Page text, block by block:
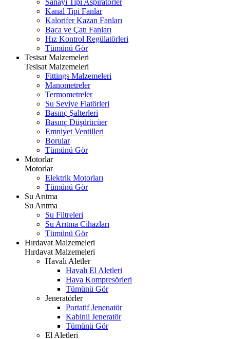
Sanayi Tipi Aspiratörler
Kanal Tipi Fanlar
Kalorifer Kazan Fanları
Baca ve Çatı Fanları
Hız Kontrol Regülatörleri
Tümünü Gör
Tesisat Malzemeleri
Tesisat Malzemeleri
Fittings Malzemeleri
Manometreler
Termometreler
Su Seviye Flatörleri
Basınç Şalterleri
Basınç Düşürücüer
Emniyet Ventilleri
Borular
Tümünü Gör
Motorlar
Motorlar
Elektrik Motorları
Tümünü Gör
Su Arıtma
Su Arıtma
Su Filtreleri
Su Arıtma Cihazları
Tümünü Gör
Hırdavat Malzemeleri
Hırdavat Malzemeleri
Havalı Aletler
Havalı El Aletleri
Hava Kompresörleri
Tümünü Gör
Jeneratörler
Portatif Jenenatör
Kabinli Jeneratör
Tümünü Gör
El Aletleri